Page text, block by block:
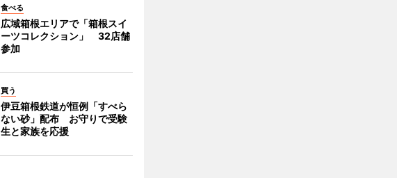
食べる
広域箱根エリアで「箱根スイ
ーツコレクション」 32店舗
参加
買う
伊豆箱根鉄道が恒例「すべら
ない砂」配布 お守りで受験
生と家族を応援